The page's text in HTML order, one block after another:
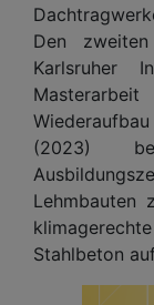
Den
Karlsruher
(2023)
Lehmbauten
Stahlbeton